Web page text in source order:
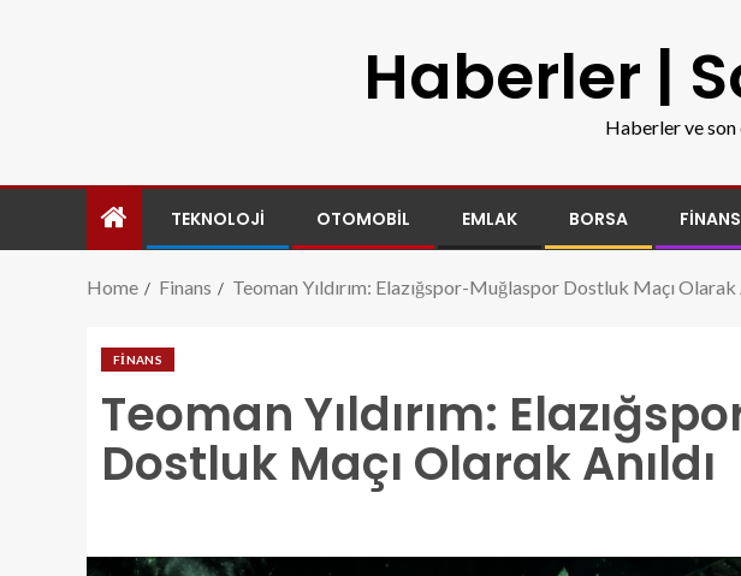
Haberler |
Haberler ve
TEKNOLOJI OTOMOBIL EMLAK BORSA FINANS
Home Finans Teoman Yıldırım: Elazığspor-Muğlaspor Dostluk Maçı Olarak
FINANS
Teoman Yıldırım:
Dostluk Maçı Olarak Anıldı